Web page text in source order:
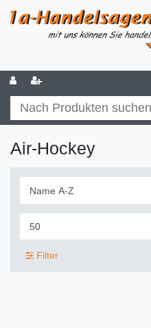
Air-Hockey
Filter